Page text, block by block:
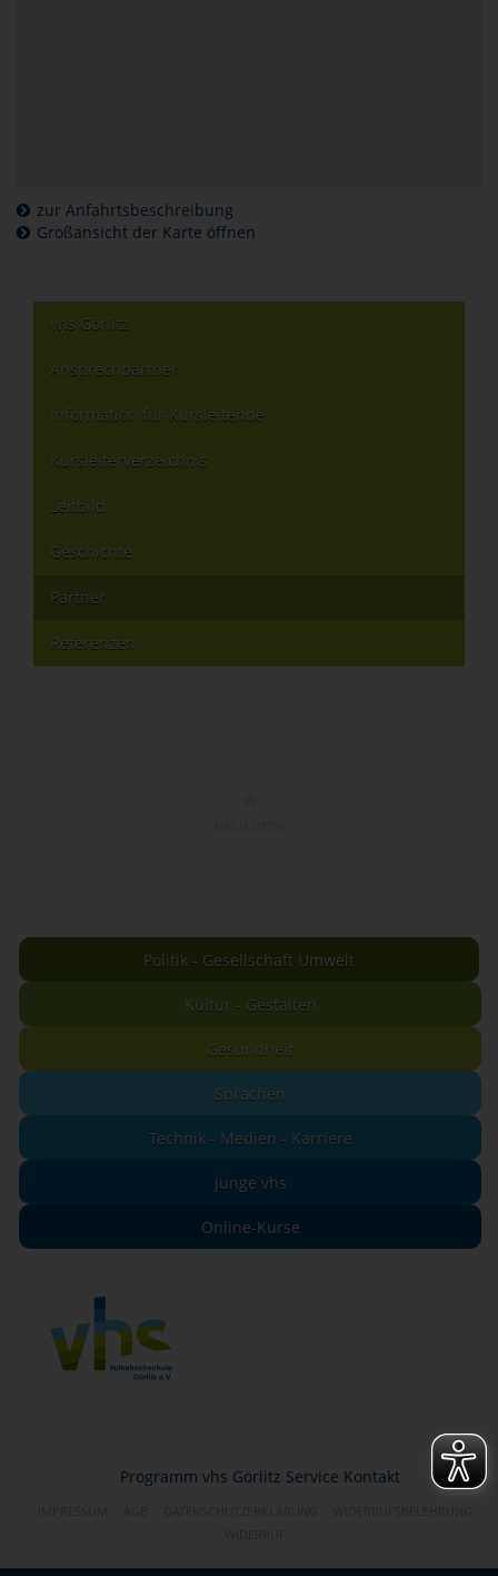
zur Anfahrtsbeschreibung
Großansicht der Karte öffnen
vhs Görlitz
Ansprechpartner
Information für Kursleitende
Kursleiterverzeichnis
Leitbild
Geschichte
Partner
Referenzen
Politik - Gesellschaft Umwelt
Kultur - Gestalten
Gesundheit
Sprachen
Technik - Medien - Karriere
junge vhs
Online-Kurse
Programm vhs Görlitz Service Kontakt